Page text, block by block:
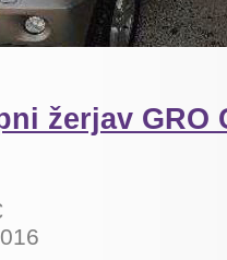
žerjav GRO